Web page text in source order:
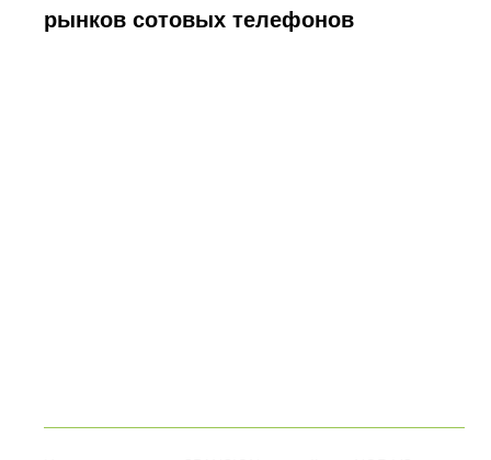
рынков сотовых телефонов